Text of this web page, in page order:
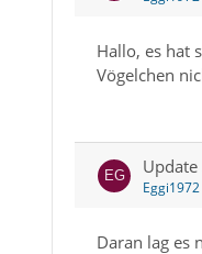
Hallo, es hat
Vögelchen
Eggi1972
Daran lag es